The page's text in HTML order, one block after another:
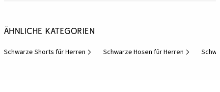
Ähnliche Kategorien
Schwarze Shorts für Herren Schwarze Hosen für Herren